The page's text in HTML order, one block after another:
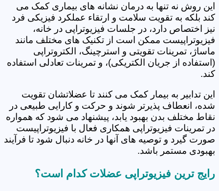
این روش نه تنها به درمان نشانه های بیماری کمک می
کند بلکه به تقویت سلامت و ارتقاء عملکرد فیزیکی فرد
نیز اختصاص دارد، در جلسات فیزیوتراپی در خانه،
فیزیوتراپیست ممکن است از تکنیک های مختلف مانند
ماساژ، تمرینات تقویتی و استرچینگ، الکتروتراپی
(استفاده از جریان الکتریکی)، و تمرینات تعادلی استفاده
کند.
این تدابیر به بیمار کمک می کنند تا عضلاتشان تقویت
شده، انعطاف پذیرتر شوند و حرکت و کارایی طبیعی در
نقاط مختلف بدن بهبود یابد، پیشنهاد می شود که همواره
در تمرینات فیزیوتراپی همکاری فعال با فیزیوتراپیست
صورت گیرد و توصیه های آنها در خانه دنبال شود تا فرآیند
بهبودی مستمر باشد.
رایج ترین فیزیوتراپی عضلات کدام است؟